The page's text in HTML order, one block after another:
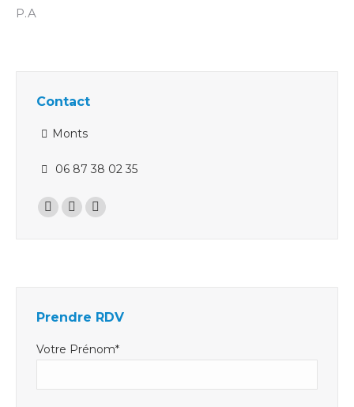
P.A
Contact
Monts
06 87 38 02 35
Trouvez nous sur :
La
une
fenêtre
La
une
fenêtre
La
dans
nouvelle
Prendre RDV
Votre Prénom*